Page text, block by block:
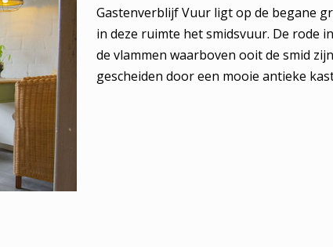
Gastenverblijf Vuur ligt op de begane
in deze ruimte het smidsvuur. De rode
de vlammen waarboven ooit de smid
gescheiden door een mooie antieke